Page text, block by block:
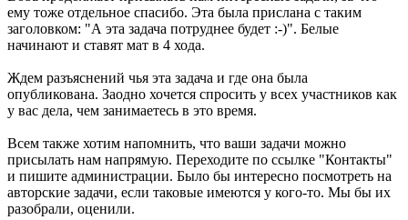
ему тоже отдельное спасибо. Эта была прислана с таким
заголовком: "А эта задача потруднее будет :-)". Белые
начинают и ставят мат в 4 хода.
Ждем разъяснений чья эта задача и где она была
опубликована. Заодно хочется спросить у всех участников как
у вас дела, чем занимаетесь в это время.
Всем также хотим напомнить, что ваши задачи можно
присылать нам напрямую. Переходите по ссылке "Контакты"
и пишите администрации. Было бы интересно посмотреть на
авторские задачи, если таковые имеются у кого-то. Мы бы их
разобрали, оценили.